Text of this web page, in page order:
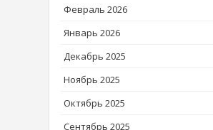
Февраль 2026
Январь 2026
Декабрь 2025
Ноябрь 2025
Октябрь 2025
Сентябрь 2025